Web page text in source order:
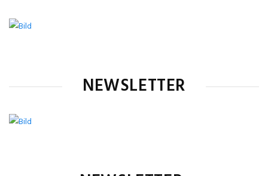
NEWSLETTER